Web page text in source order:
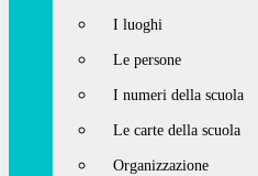
I luoghi
Le persone
I numeri della scuola
Le carte della scuola
Organizzazione